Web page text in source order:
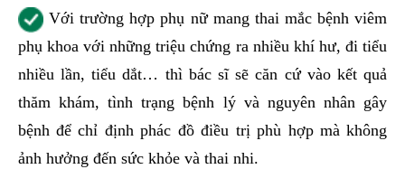
Với trường hợp phụ nữ mang thai mắc bệnh viêm
phụ khoa với những triệu chứng ra nhiều khí hư, đi tiểu
nhiều lần, tiểu dắt… thì bác sĩ sẽ căn cứ vào kết quả
thăm khám, tình trạng bệnh lý và nguyên nhân gây
bệnh để chỉ định phác đồ điều trị phù hợp mà không
ảnh hưởng đến sức khỏe và thai nhi.